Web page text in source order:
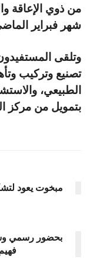
من ذوي الإعاقة
شهر فبراير
تصنيع وتركيب
الطبيعي،
بتمويل من مركز
مبخوت يعود
بحضور رسمي